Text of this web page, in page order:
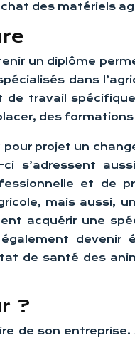
des matériels
un diplôme
dans
travail
des
projet un
ci s’adressent
et de
mais aussi,
acquérir une
devenir
de santé des
?
de son